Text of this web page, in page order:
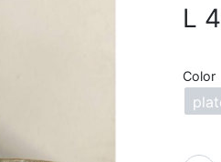
L
Color